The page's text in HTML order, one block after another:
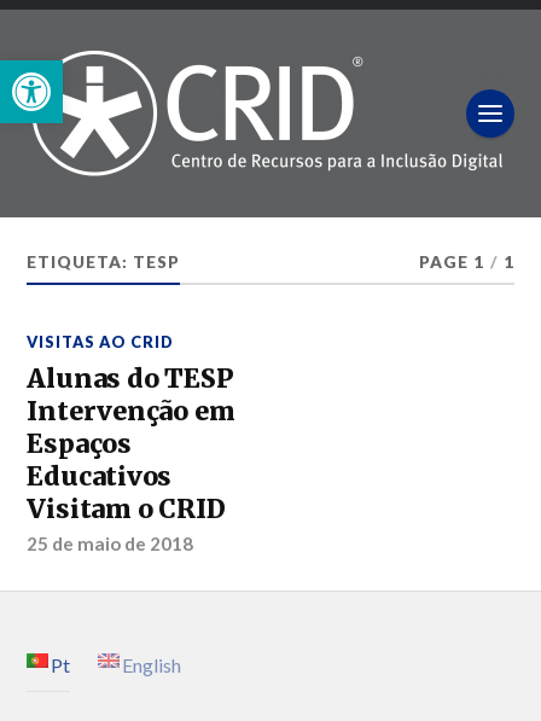
Open toolbar
ETIQUETA: TESP PAGE 1 / 1
VISITAS AO CRID
Alunas do TESP
Intervenção em
Espaços
Educativos
Visitam o CRID
25 de maio de 2018
Pt English